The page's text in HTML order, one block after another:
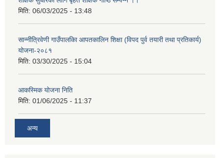
मिति: 06/03/2025 - 13:48
सान्नीत्रिवेणी गाउँपालकिा आपतकालिन शिक्षा (विपद पुर्व तयारी तथा प्रतिकार्य)
योजना-२०८१
मिति: 03/30/2025 - 15:04
आकस्मिक योजना निति
मिति: 01/06/2025 - 11:37
अन्य